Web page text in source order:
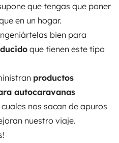
que tengas que poner
en un hogar.
bien para
que tienen este tipo
productos
autocaravanas
cuales nos sacan de apuros
nuestro viaje.